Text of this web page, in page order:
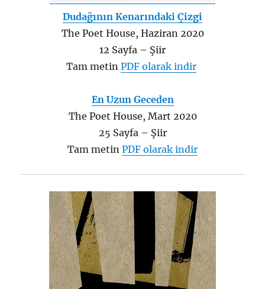
Dudağının Kenarındaki Çizgi
The Poet House, Haziran 2020
12 Sayfa – Şiir
Tam metin PDF olarak indir
En Uzun Geceden
The Poet House, Mart 2020
25 Sayfa – Şiir
Tam metin PDF olarak indir